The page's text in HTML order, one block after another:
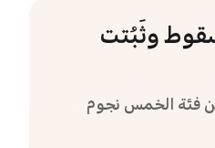
وثَبُتت
فئة الخمس نجوم